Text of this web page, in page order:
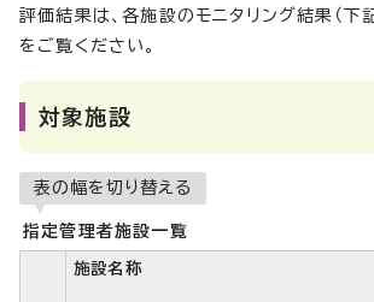
評価結果は、各施設のモニタリング結果（下
をご覧ください。
対象施設
表の幅を切り替える
指定管理者施設一覧
施設名称